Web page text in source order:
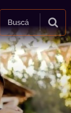
Buscá